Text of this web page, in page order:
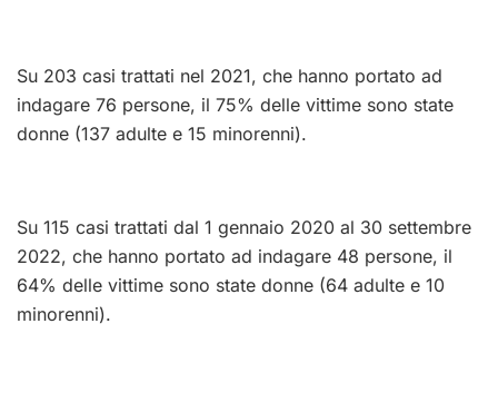
Su 203 casi trattati nel 2021, che hanno portato ad
indagare 76 persone, il 75% delle vittime sono state
donne (137 adulte e 15 minorenni).
Su 115 casi trattati dal 1 gennaio 2020 al 30 settembre
2022, che hanno portato ad indagare 48 persone, il
64% delle vittime sono state donne (64 adulte e 10
minorenni).